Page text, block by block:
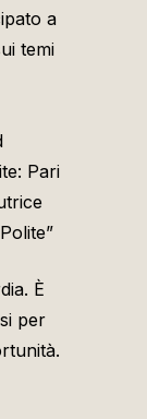
a
temi
Pari
È
per